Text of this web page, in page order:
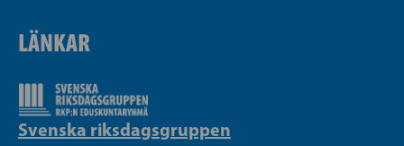
LÄNKAR
Svenska riksdagsgruppen